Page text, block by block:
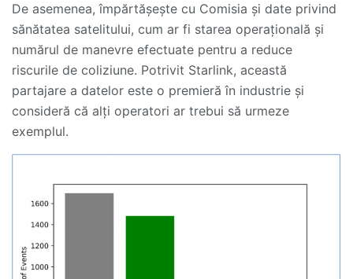
De asemenea, împărtășește cu Comisia și date privind
sănătatea satelitului, cum ar fi starea operațională și
numărul de manevre efectuate pentru a reduce
riscurile de coliziune. Potrivit Starlink, această
partajare a datelor este o premieră în industrie și
consideră că alți operatori ar trebui să urmeze
exemplul.